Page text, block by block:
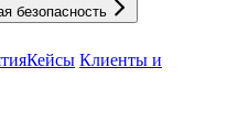
безопасность
Кейсы Клиенты и